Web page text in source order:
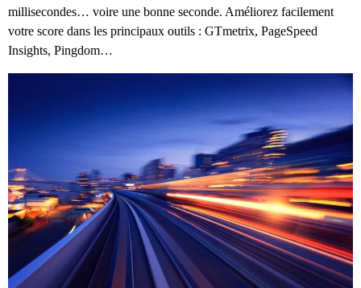
millisecondes… voire une bonne seconde. Améliorez facilement
votre score dans les principaux outils : GTmetrix, PageSpeed
Insights, Pingdom…